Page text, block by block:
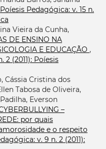
Poíesis Pedagógica: v. 15 n.
Vieira da Cunha,
DE ENSINO NA
E EDUCAÇÃO ,
2 (2011): Poíesis
Cássia Cristina dos
Tabosa de Oliveira,
Everson
–
por quais
e o respeito
v. 9 n. 2 (2011):